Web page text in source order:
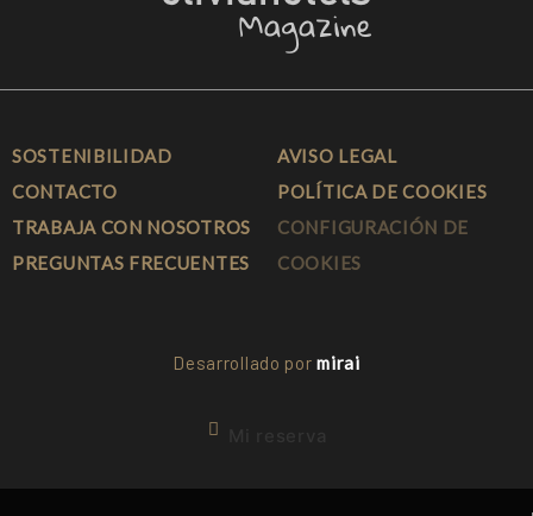
SOSTENIBILIDAD
CONTACTO
TRABAJA CON NOSOTROS
PREGUNTAS FRECUENTES
AVISO LEGAL
POLÍTICA DE COOKIES
CONFIGURACIÓN DE
COOKIES
Desarrollado pormirai